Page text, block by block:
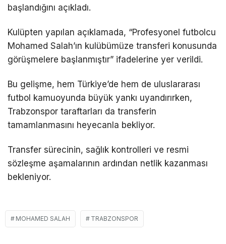
başlandığını açıkladı.
Kulüpten yapılan açıklamada, “Profesyonel futbolcu
Mohamed Salah’ın kulübümüze transferi konusunda
görüşmelere başlanmıştır” ifadelerine yer verildi.
Bu gelişme, hem Türkiye’de hem de uluslararası
futbol kamuoyunda büyük yankı uyandırırken,
Trabzonspor taraftarları da transferin
tamamlanmasını heyecanla bekliyor.
Transfer sürecinin, sağlık kontrolleri ve resmi
sözleşme aşamalarının ardından netlik kazanması
bekleniyor.
MOHAMED SALAH TRABZONSPOR